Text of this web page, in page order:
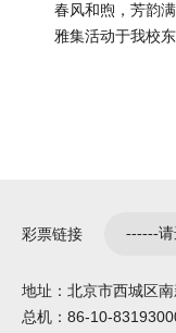
春风和煦，芳韵
雅集活动于我校
彩票链接
地址：北京市西城区
总机：86-10-